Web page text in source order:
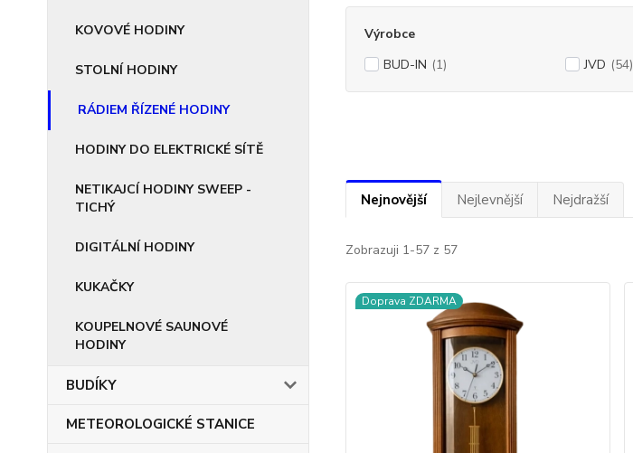
KOVOVÉ HODINY
STOLNÍ HODINY
RÁDIEM ŘÍZENÉ HODINY
HODINY DO ELEKTRICKÉ SÍTĚ
NETIKAJCÍ HODINY SWEEP -
TICHÝ
DIGITÁLNÍ HODINY
KUKAČKY
KOUPELNOVÉ SAUNOVÉ
HODINY
BUDÍKY
METEOROLOGICKÉ STANICE
Výrobce
BUD-IN (1) JVD (54)
Nejnovější Nejlevnější Nejdražší
Zobrazuji 1-57 z 57
Doprava ZDARMA